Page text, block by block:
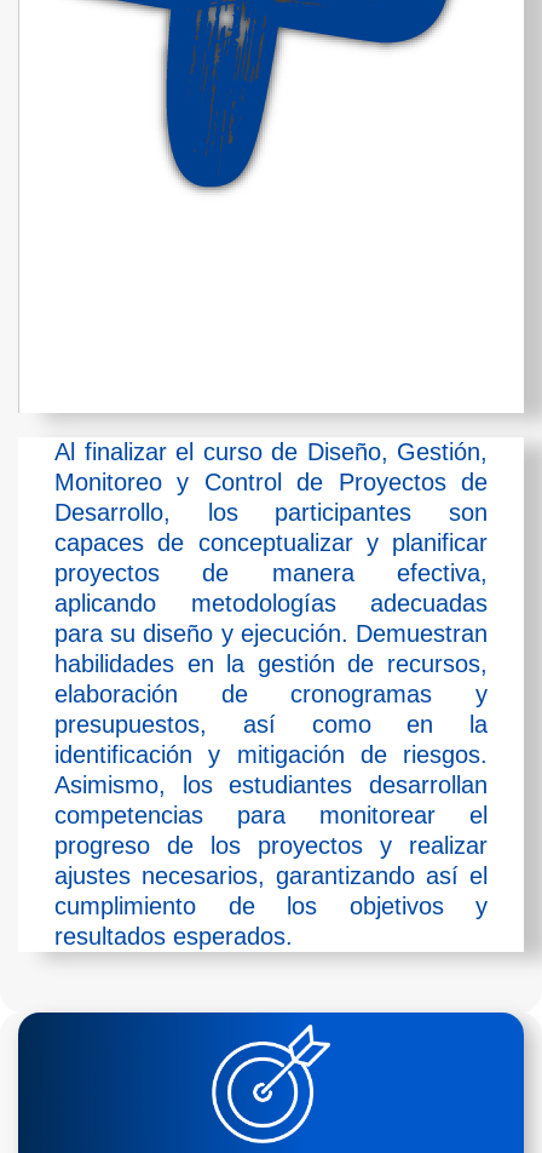
Al finalizar el curso de Diseño, Gestión,
Monitoreo y Control de Proyectos de
Desarrollo, los participantes son
capaces de conceptualizar y planificar
proyectos de manera efectiva,
aplicando metodologías adecuadas
para su diseño y ejecución. Demuestran
habilidades en la gestión de recursos,
elaboración de cronogramas y
presupuestos, así como en la
identificación y mitigación de riesgos.
Asimismo, los estudiantes desarrollan
competencias para monitorear el
progreso de los proyectos y realizar
ajustes necesarios, garantizando así el
cumplimiento de los objetivos y
resultados esperados.